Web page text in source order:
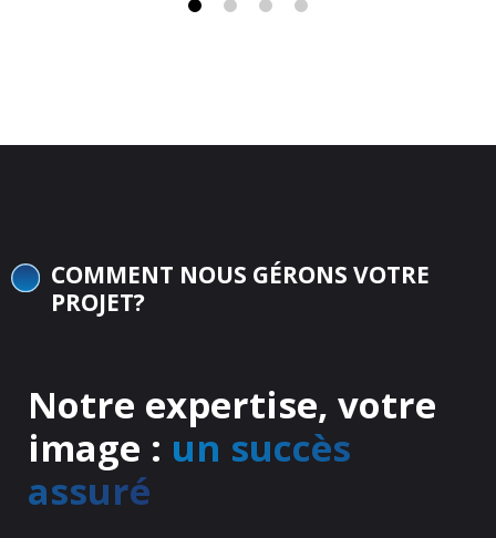
COMMENT NOUS GÉRONS VOTRE
PROJET?
Notre expertise, votre
image : un succès
assuré